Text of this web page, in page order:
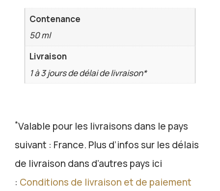
Contenance
50 ml
Livraison
1 à 3 jours de délai de livraison*
*Valable pour les livraisons dans le pays
suivant : France. Plus d’infos sur les délais
de livraison dans d’autres pays ici
: Conditions de livraison et de paiement